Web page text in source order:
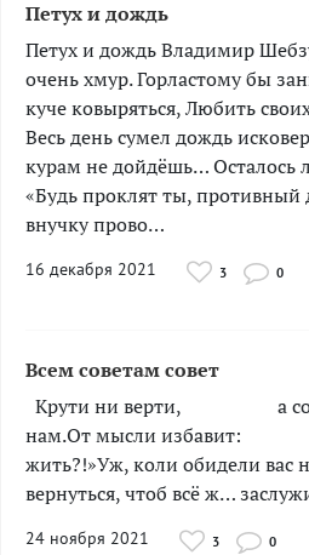
Петух и дождь
Петух и дождь Владимир
очень хмур. Горластому бы
куче ковыряться, Любить
Весь день сумел дождь
курам не дойдёшь… Осталось
«Будь проклят ты,
внучку прово…
16 декабря 2021 3 0
Всем советам совет
­­­­­­­­­­­Крути ни верти, а
нам.От мысли избавит:
жить?!»Уж, коли обидели вас
вернуться, чтоб всё ж…
24 ноября 2021 3 0